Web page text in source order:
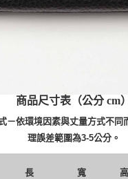
商品尺寸表（公分 cm）
－依環境因素與丈量方式不同
理誤差範圍為3-5公分。
長 寬